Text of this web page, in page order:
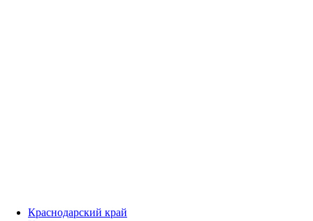
Краснодарский край